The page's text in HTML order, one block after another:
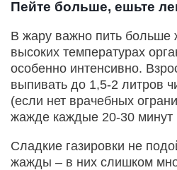
Пейте больше, ешьте
В жару важно пить больше
высоких температурах
особенно интенсивно.
выпивать до 1,5-2 литров
(если нет врачебных
жажде каждые 20-30 минут
Сладкие газировки не
жажды – в них слишком